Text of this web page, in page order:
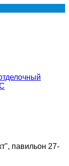
павильон 27-